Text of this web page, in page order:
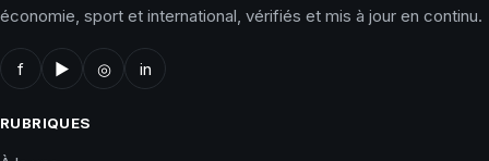
économie, sport et international, vérifiés et mis à jour en continu.
f ▶ ◎ in
RUBRIQUES